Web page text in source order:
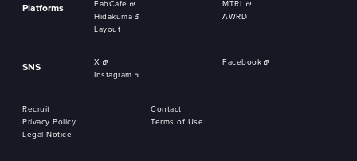
Platforms FabCafe
MTRL
Hidakuma
AWRD
Layout
SNS X
Facebook
Instagram
Recruit
Contact
Privacy Policy
Terms of Use
Legal Notice